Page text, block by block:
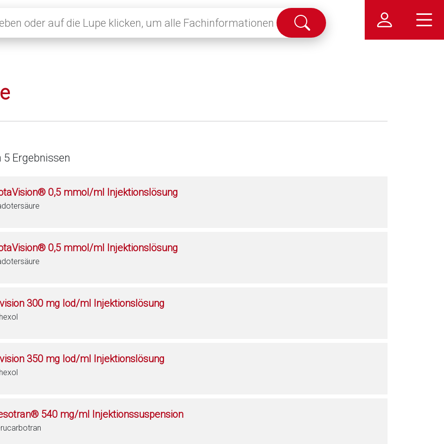
Suche
abschicken
5 Ergebnissen
0,5 mmol/ml Injektionslösung
0,5 mmol/ml Injektionslösung
300 mg Iod/ml Injektionslösung
350 mg Iod/ml Injektionslösung
540 mg/ml Injektionssuspension